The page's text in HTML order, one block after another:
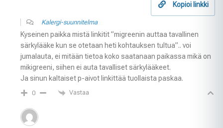
Kopioi linkki
Kalergi-suunnitelma
Kyseinen paikka mistä linkitit ”migreenin auttaa tavallinen
särkylääke kun se otetaan heti kohtauksen tultua”.. voi
jumalauta, ei mitään tietoa koko saatanaan paikassa mikä on
mikigreeni, siihen ei auta tavalliset särkylääkeet.
Ja sinun kaltaiset p-aivot linkittää tuollaista paskaa.
0 Vastaa